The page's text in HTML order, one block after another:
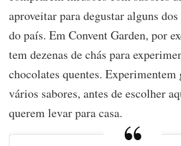
aproveitar para degustar alguns
do país. Em Convent Garden, por
tem dezenas de chás para
chocolates quentes.
vários sabores, antes de escolher
querem levar para casa.